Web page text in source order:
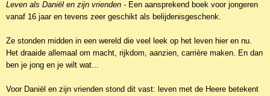
EAN code
9789033123429
Leven als Daniël en zijn vrienden - Een aansprekend boek voor jongeren
vanaf 16 jaar en tevens zeer geschikt als belijdenisgeschenk.
Ze stonden midden in een wereld die veel leek op het leven hier en nu.
Het draaide allemaal om macht, rijkdom, aanzien, carrière maken. En dan
ben je jong en je wilt wat...
Voor Daniël en zijn vrienden stond dit vast: leven met de Heere betekent